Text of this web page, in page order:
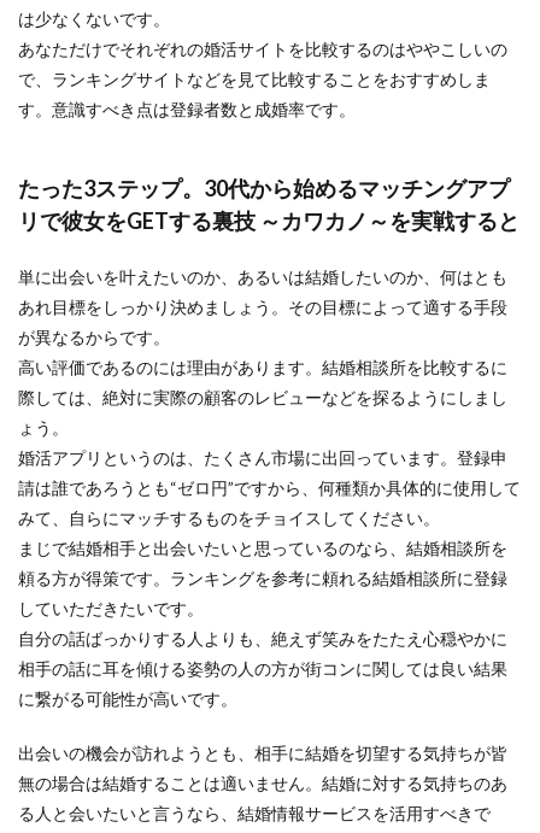
は少なくないです。
あなただけでそれぞれの婚活サイトを比較するのはややこしいの
で、ランキングサイトなどを見て比較することをおすすめしま
す。意識すべき点は登録者数と成婚率です。
たった3ステップ。30代から始めるマッチングアプ
リで彼女をGETする裏技 ～カワカノ～を実戦すると
単に出会いを叶えたいのか、あるいは結婚したいのか、何はとも
あれ目標をしっかり決めましょう。その目標によって適する手段
が異なるからです。
高い評価であるのには理由があります。結婚相談所を比較するに
際しては、絶対に実際の顧客のレビューなどを探るようにしまし
ょう。
婚活アプリというのは、たくさん市場に出回っています。登録申
請は誰であろうとも“ゼロ円”ですから、何種類か具体的に使用して
みて、自らにマッチするものをチョイスしてください。
まじで結婚相手と出会いたいと思っているのなら、結婚相談所を
頼る方が得策です。ランキングを参考に頼れる結婚相談所に登録
していただきたいです。
自分の話ばっかりする人よりも、絶えず笑みをたたえ心穏やかに
相手の話に耳を傾ける姿勢の人の方が街コンに関しては良い結果
に繋がる可能性が高いです。
出会いの機会が訪れようとも、相手に結婚を切望する気持ちが皆
無の場合は結婚することは適いません。結婚に対する気持ちのあ
る人と会いたいと言うなら、結婚情報サービスを活用すべきで